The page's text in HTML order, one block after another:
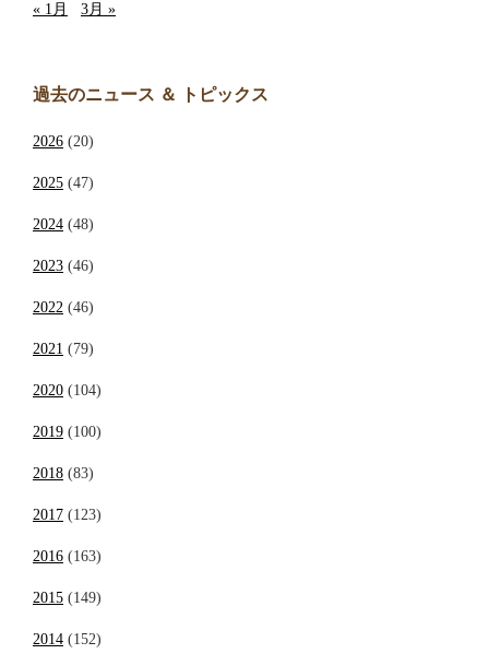
« 1月
3月 »
過去のニュース ＆ トピックス
2026 (20)
2025 (47)
2024 (48)
2023 (46)
2022 (46)
2021 (79)
2020 (104)
2019 (100)
2018 (83)
2017 (123)
2016 (163)
2015 (149)
2014 (152)